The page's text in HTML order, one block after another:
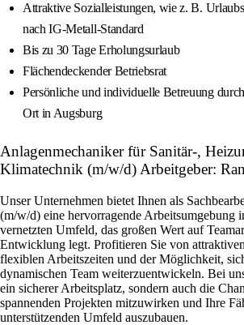
Attraktive Sozialleistungen, wie z. B.
nach IG-Metall-Standard
Bis zu 30 Tage Erholungsurlaub
Flächendeckender Betriebsrat
Persönliche und individuelle Betreuung
Ort in Augsburg
Anlagenmechaniker für Sanitär-,
Klimatechnik (m/w/d) Arbeitgeber:
Unser Unternehmen bietet Ihnen als
(m/w/d) eine hervorragende Arbeitsumgebung
vernetzten Umfeld, das großen Wert auf
Entwicklung legt. Profitieren Sie von
flexiblen Arbeitszeiten und der Möglichkeit,
dynamischen Team weiterzuentwickeln. Bei
ein sicherer Arbeitsplatz, sondern auch die
spannenden Projekten mitzuwirken und Ihre
unterstützenden Umfeld auszubauen.